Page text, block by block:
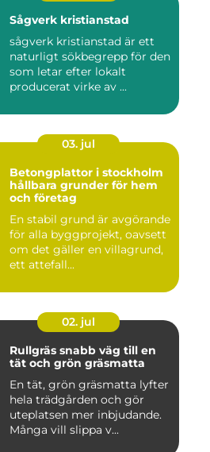
Sågverk kristianstad
sågverk kristianstad är ett
naturligt sökbegrepp för den
som letar efter lokalt
producerat virke av ...
03. jul
Betongplattor i stockholm
hållbara grunder för hem
och företag
En stabil grund är avgörande
för alla byggprojekt, oavsett
om det gäller en villagrund,
ett attefall...
02. jul
Rullgräs snabb väg till en
tät och grön gräsmatta
En tät, grön gräsmatta lyfter
hela trädgården och gör
uteplatsen mer inbjudande.
Många vill slippa v...